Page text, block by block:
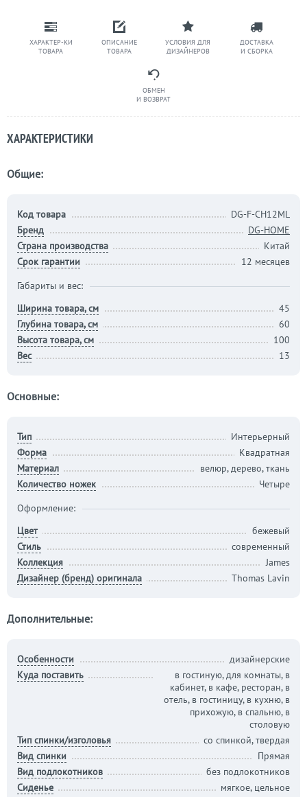
ХАРАКТЕР-КИ
ТОВАРА
ОПИСАНИЕ
ТОВАРА
УСЛОВИЯ ДЛЯ
ДИЗАЙНЕРОВ
ДОСТАВКА
И СБОРКА
ОБМЕН
И ВОЗВРАТ
ХАРАКТЕРИСТИКИ
Общие:
Код товара
DG-F-CH12ML
Бренд
DG-HOME
Страна производства
Китай
Срок гарантии
12 месяцев
Габариты и вес:
Ширина товара, см
45
Глубина товара, см
60
Высота товара, см
100
Вес
13
Основные:
Тип
Интерьерный
Форма
Квадратная
Материал
велюр, дерево, ткань
Количество ножек
Четыре
Оформление:
Цвет
бежевый
Стиль
современный
Коллекция
James
Дизайнер (бренд) оригинала
Thomas Lavin
Дополнительные:
Особенности
дизайнерские
Куда поставить
в гостиную, для комнаты, в
кабинет, в кафе, ресторан, в
отель, в гостиницу, в кухню, в
прихожую, в спальню, в
столовую
Тип спинки/изголовья
со спинкой, твердая
Вид спинки
Прямая
Вид подлокотников
без подлокотников
Сиденье
мягкое, цельное